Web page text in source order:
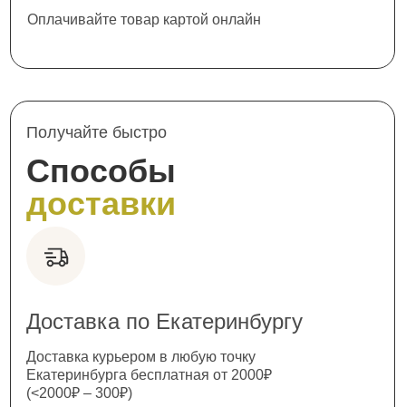
Оплачивайте товар картой онлайн
Получайте быстро
Способы
доставки
Доставка по Екатеринбургу
Доставка курьером в любую точку
Екатеринбурга бесплатная от 2000₽
(<2000₽ – 300₽)